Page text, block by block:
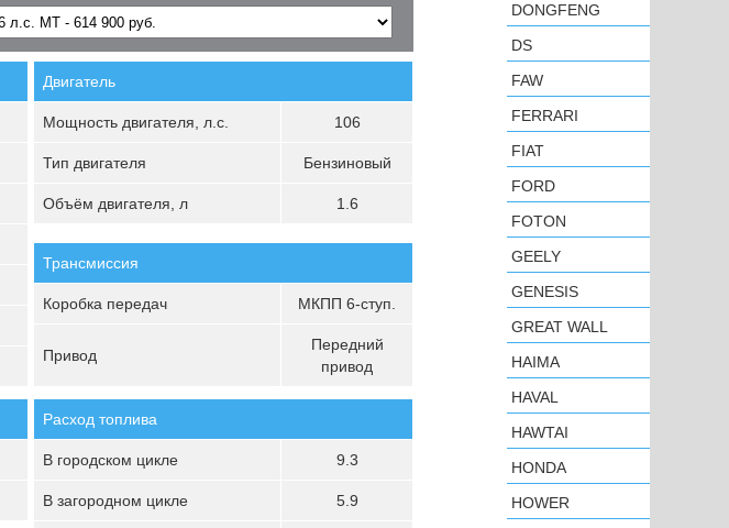
Двигатель
Мощность двигателя, л.с. 106
Тип двигателя Бензиновый
Объём двигателя, л 1.6
Трансмиссия
Коробка передач МКПП 6-ступ.
Привод
Передний
привод
Расход топлива
В городском цикле 9.3
В загородном цикле 5.9
DONGFENG
DS
FAW
FERRARI
FIAT
FORD
FOTON
GEELY
GENESIS
GREAT WALL
HAIMA
HAVAL
HAWTAI
HONDA
HOWER